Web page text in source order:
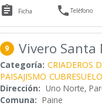
 Ficha Teléfono
9 Vivero Santa
Categoría: CRIADEROS
PAISAJISMO
Dirección: Uno Norte,
Comuna: Paine